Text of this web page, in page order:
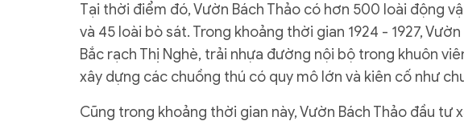
Tại thời điểm đó, Vườn Bách Thảo có hơn 500 loài động
và 45 loài bò sát. Trong khoảng thời gian 1924 - 1927,
Bắc rạch Thị Nghè, trải nhựa đường nội bộ trong khuôn
xây dựng các chuồng thú có quy mô lớn và kiên cố như
Cũng trong khoảng thời gian này, Vườn Bách Thảo đầu